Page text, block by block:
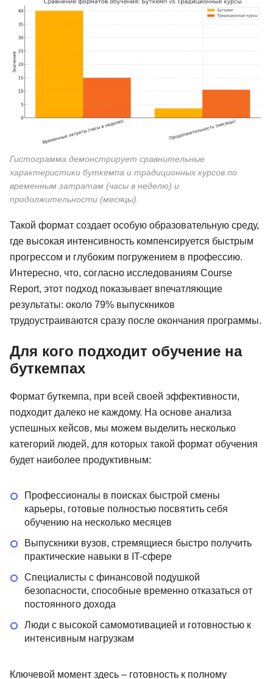
Гистограмма демонстрирует сравнительные
характеристики буткемпа и традиционных курсов по
временным затратам (часы в неделю) и
продолжительности (месяцы).
Такой формат создает особую образовательную среду,
где высокая интенсивность компенсируется быстрым
прогрессом и глубоким погружением в профессию.
Интересно, что, согласно исследованиям Course
Report, этот подход показывает впечатляющие
результаты: около 79% выпускников
трудоустраиваются сразу после окончания программы.
Для кого подходит обучение на
буткемпах
Формат буткемпа, при всей своей эффективности,
подходит далеко не каждому. На основе анализа
успешных кейсов, мы можем выделить несколько
категорий людей, для которых такой формат обучения
будет наиболее продуктивным:
Профессионалы в поисках быстрой смены
карьеры, готовые полностью посвятить себя
обучению на несколько месяцев
Выпускники вузов, стремящиеся быстро получить
практические навыки в IT-сфере
Специалисты с финансовой подушкой
безопасности, способные временно отказаться от
постоянного дохода
Люди с высокой самомотивацией и готовностью к
интенсивным нагрузкам
Ключевой момент здесь – готовность к полному